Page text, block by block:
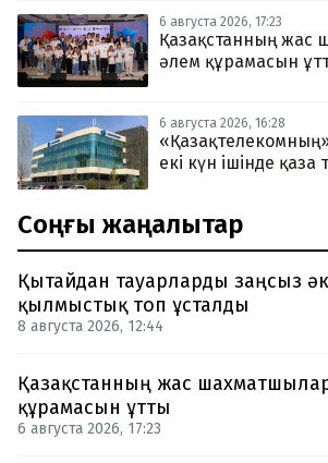
6 августа 2026, 17:23
Қазақстанның жас
әлем құрамасын
6 августа 2026, 16:28
екі күн ішінде қаза
Соңғы жаңалықтар
Қытайдан тауарларды заңсыз
қылмыстық топ ұсталды
8 августа 2026, 12:44
Қазақстанның жас
құрамасын ұтты
6 августа 2026, 17:23